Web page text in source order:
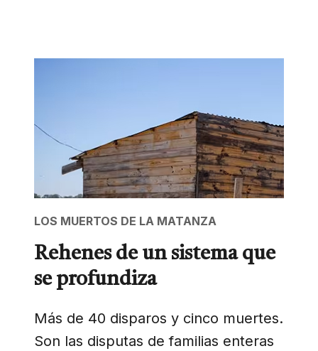
LOS MUERTOS DE LA MATANZA
Rehenes de un sistema que
se profundiza
Más de 40 disparos y cinco muertes.
Son las disputas de familias enteras